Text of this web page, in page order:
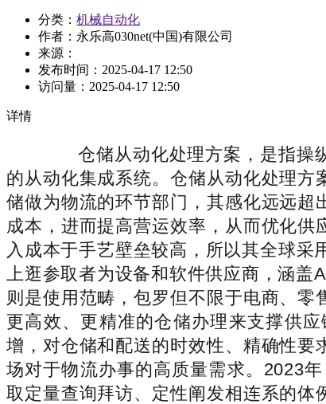
分类： 机械自动化
作者：永乐高030net(中国)有限公司
来源：
发布时间： 2025-04-17 12:50
访问量： 2025-04-17 12:50
详情
仓储从动化处理方案，是指操纵
的从动化集成系统。仓储从动化处理
储做为物流的环节部门，其感化远远
成本，进而提高营运效率，从而优化
入成本于手艺壁垒较高，所以其全球采
上逛参取者为设备和软件供应商，涵
则是使用范畴，包罗但不限于电商、
更高效、更精准的仓储办理来支撑供
增，对仓储和配送的时效性、精确性
场对于物流办事的高质量需求。2023
取定量查询拜访、定性阐发相连系的体